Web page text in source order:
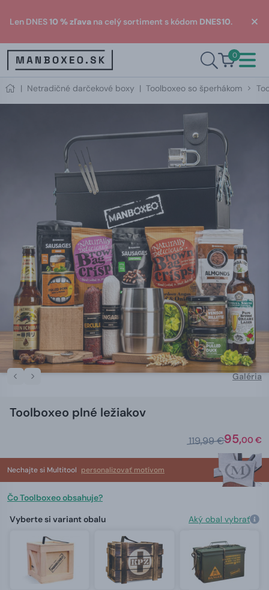
Len DNES10 % zľava na celý sortiment s kódom DNES10.
0
| Netradičné darčekové boxy | Toolboxeo so šperhákom
Galéria
Toolboxeo plné ležiakov
119,99 €95,00 €
Nechajte si Multitool personalizovať motívom
Čo Toolboxeo obsahuje?
Vyberte si variant obalu
Aký obal vybrať